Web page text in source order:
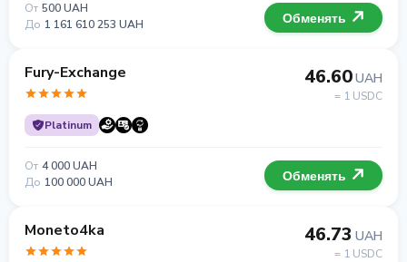
От 500 UAH
До 1 161 610 253 UAH Обменять
Fury-Exchange
Platinum
46.60UAH
= 1 USDC
От 4 000 UAH
До 100 000 UAH Обменять
Moneto4ka 46.73 UAH
= 1 USDC